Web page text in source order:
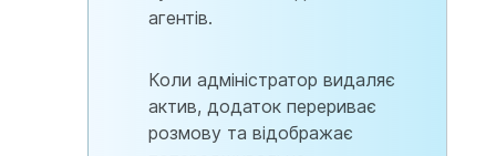
агентів.
Коли адміністратор видаляє
актив, додаток перериває
розмову та відображає